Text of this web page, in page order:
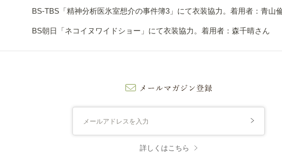
BS-TBS「精神分析医氷室想介の事件簿3」にて衣装協力。着用者：青山
BS朝日「ネコイヌワイドショー」にて衣装協力。着用者：森千晴さん
詳しくはこちら